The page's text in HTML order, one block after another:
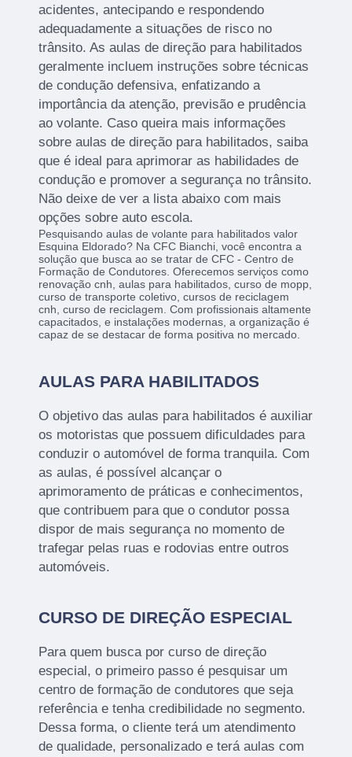
acidentes, antecipando e respondendo
adequadamente a situações de risco no
trânsito. As aulas de direção para habilitados
geralmente incluem instruções sobre técnicas
de condução defensiva, enfatizando a
importância da atenção, previsão e prudência
ao volante. Caso queira mais informações
sobre aulas de direção para habilitados, saiba
que é ideal para aprimorar as habilidades de
condução e promover a segurança no trânsito.
Não deixe de ver a lista abaixo com mais
opções sobre auto escola.
Pesquisando aulas de volante para habilitados valor
Esquina Eldorado? Na CFC Bianchi, você encontra a
solução que busca ao se tratar de CFC - Centro de
Formação de Condutores. Oferecemos serviços como
renovação cnh, aulas para habilitados, curso de mopp,
curso de transporte coletivo, cursos de reciclagem
cnh, curso de reciclagem. Com profissionais altamente
capacitados, e instalações modernas, a organização é
capaz de se destacar de forma positiva no mercado.
AULAS PARA HABILITADOS
O objetivo das aulas para habilitados é auxiliar
os motoristas que possuem dificuldades para
conduzir o automóvel de forma tranquila. Com
as aulas, é possível alcançar o
aprimoramento de práticas e conhecimentos,
que contribuem para que o condutor possa
dispor de mais segurança no momento de
trafegar pelas ruas e rodovias entre outros
automóveis.
CURSO DE DIREÇÃO ESPECIAL
Para quem busca por curso de direção
especial, o primeiro passo é pesquisar um
centro de formação de condutores que seja
referência e tenha credibilidade no segmento.
Dessa forma, o cliente terá um atendimento
de qualidade, personalizado e terá aulas com